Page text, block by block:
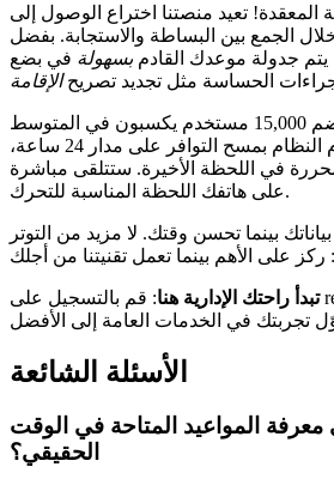
المعقدة! تعيد منصتنا اختراع الوصول إلى
الجمع بين البساطة والاستجابة. بفضل
يتم جدولة موعدك القادمبسهولة في بضع
الحساسة مثل تجديد تصريحالإقامة
انضم إلى مجتمع يضم 15,000 مستخدم يكسبون في المتوسط
ساعتين في الأسبوع. يقوم النظام بمسح التوافر على مدار 24 ساعة،
في اللحظة الأخيرة. ستتلقى مباشرة
على هاتفك اللحظة المناسبة للتحرك.
بينما تحسن وقتك. لا مزيد من التوتر
تبدأ راحتك الإدارية هنا: قم بالتسجيل على rendezvousprefecture.com
الأسئلة الشائعة
المواعيد المتاحة في الوقت
الحقيقي؟